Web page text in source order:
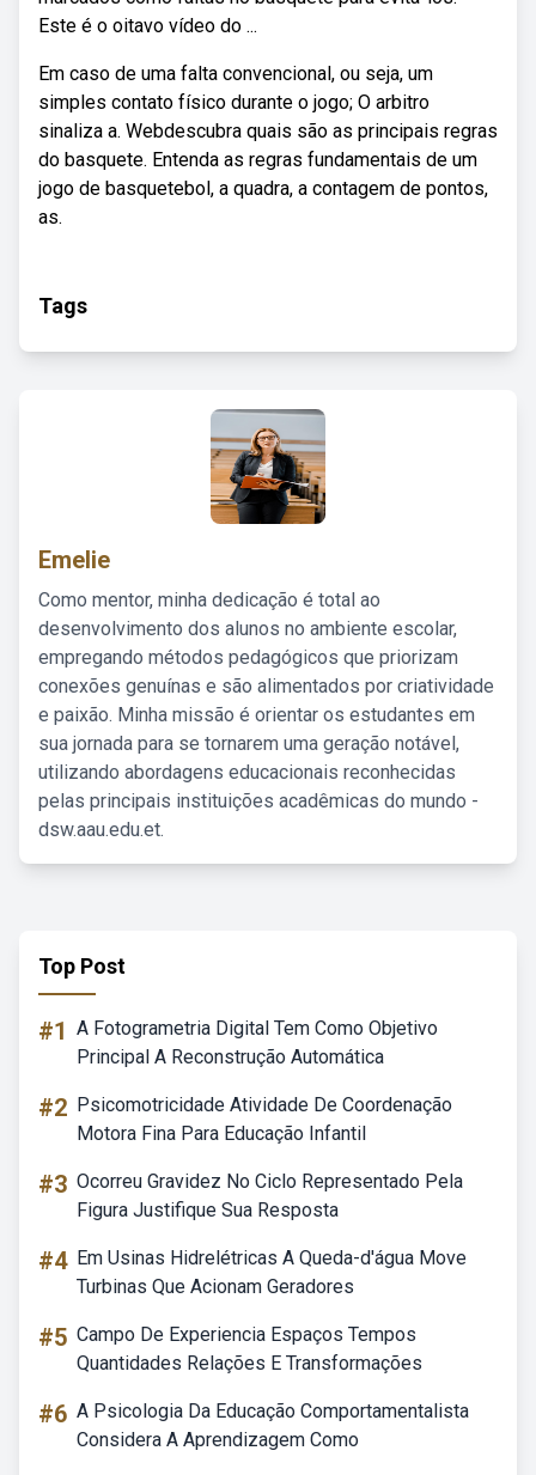
Este é o oitavo vídeo do ...
Em caso de uma falta convencional, ou seja, um
simples contato físico durante o jogo; O arbitro
sinaliza a. Webdescubra quais são as principais regras
do basquete. Entenda as regras fundamentais de um
jogo de basquetebol, a quadra, a contagem de pontos,
as.
Tags
Emelie
Como mentor, minha dedicação é total ao
desenvolvimento dos alunos no ambiente escolar,
empregando métodos pedagógicos que priorizam
conexões genuínas e são alimentados por criatividade
e paixão. Minha missão é orientar os estudantes em
sua jornada para se tornarem uma geração notável,
utilizando abordagens educacionais reconhecidas
pelas principais instituições acadêmicas do mundo -
dsw.aau.edu.et.
Top Post
#1 A Fotogrametria Digital Tem Como Objetivo
Principal A Reconstrução Automática
#2 Psicomotricidade Atividade De Coordenação
Motora Fina Para Educação Infantil
#3 Ocorreu Gravidez No Ciclo Representado Pela
Figura Justifique Sua Resposta
#4 Em Usinas Hidrelétricas A Queda-d'água Move
Turbinas Que Acionam Geradores
#5 Campo De Experiencia Espaços Tempos
Quantidades Relações E Transformações
#6 A Psicologia Da Educação Comportamentalista
Considera A Aprendizagem Como